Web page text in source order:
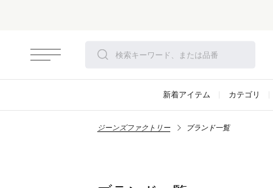
新着アイテム カテゴリ
ジーンズファクトリー ブランド一覧